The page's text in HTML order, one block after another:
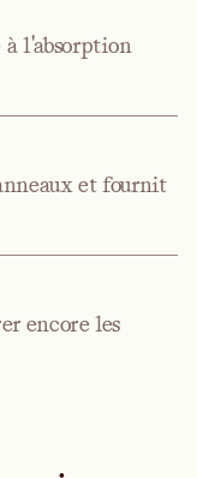
l'absorption
et fournit
encore les